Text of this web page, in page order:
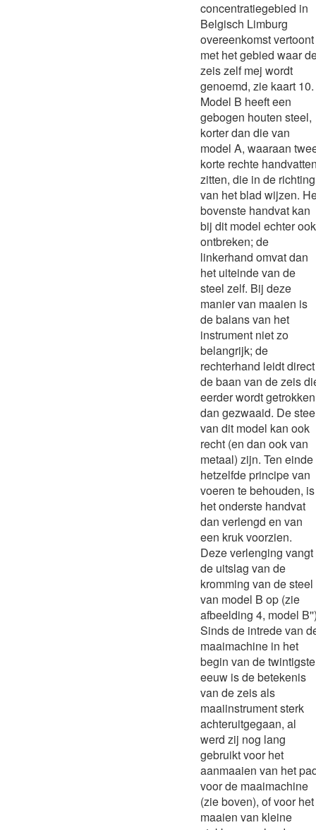
concentratiegebied in
Belgisch Limburg
overeenkomst vertoont
met het gebied waar
zeis zelf mej wordt
genoemd, zie kaart 10.
Model B heeft een
gebogen houten steel,
korter dan die van
model A, waaraan
korte rechte
zitten, die in de richting
van het blad wijzen.
bovenste handvat kan
bij dit model echter ook
ontbreken; de
linkerhand omvat dan
het uiteinde van de
steel zelf. Bij deze
manier van maaien is
de balans van het
instrument niet zo
belangrijk; de
rechterhand leidt direct
de baan van de zeis
eerder wordt getrokken
dan gezwaaid. De
van dit model kan ook
recht (en dan ook van
metaal) zijn. Ten einde
hetzelfde principe van
voeren te behouden, is
het onderste handvat
dan verlengd en van
een kruk voorzien.
Deze verlenging vangt
de uitslag van de
kromming van de steel
van model B op (zie
afbeelding 4, model
Sinds de intrede van
maaimachine in het
begin van de twintigste
eeuw is de betekenis
van de zeis als
maaiinstrument sterk
achteruitgegaan, al
werd zij nog lang
gebruikt voor het
aanmaaien van het
voor de maaimachine
(zie boven), of voor het
maaien van kleine